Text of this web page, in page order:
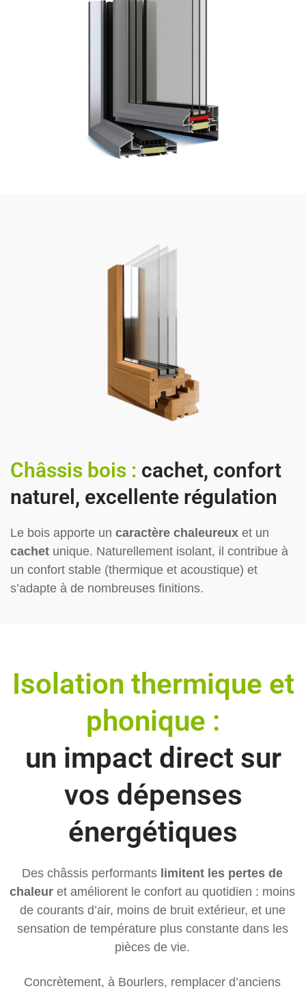
Châssis bois : cachet, confort
naturel, excellente régulation
Le bois apporte un caractère chaleureux et un
cachet unique. Naturellement isolant, il contribue à
un confort stable (thermique et acoustique) et
s’adapte à de nombreuses finitions.
Isolation thermique et
phonique :
un impact direct sur
vos dépenses
énergétiques
Des châssis performants limitent les pertes de
chaleur et améliorent le confort au quotidien : moins
de courants d’air, moins de bruit extérieur, et une
sensation de température plus constante dans les
pièces de vie.
Concrètement, à Bourlers, remplacer d’anciens